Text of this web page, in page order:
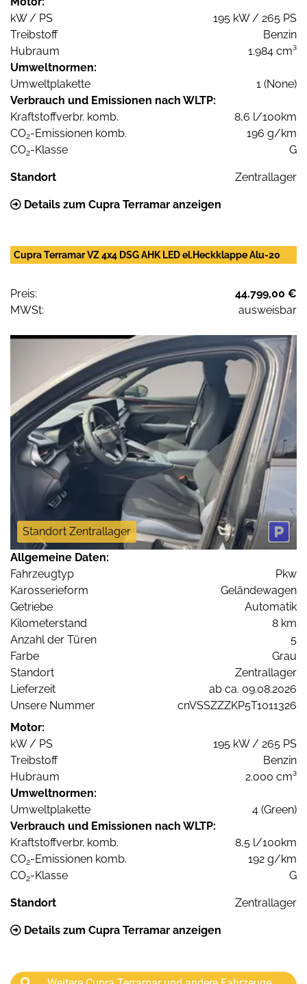
kW / PS
195 kW / 265 PS
Treibstoff
Benzin
Hubraum
1.984 cm³
Umweltnormen:
Umweltplakette
1 (None)
Verbrauch und Emissionen nach WLTP:
Kraftstoffverbr. komb.
8,6 l/100km
CO2-Emissionen komb.
196 g/km
CO2-Klasse G
Standort Zentrallager
Details zum Cupra Terramar anzeigen
Cupra Terramar VZ 4x4 DSG AHK LED el.Heckklappe Alu-20
Preis:
44.799,00 €
MWSt:
ausweisbar
Standort Zentrallager
Allgemeine Daten:
Fahrzeugtyp
Pkw
Karosserieform
Geländewagen
Getriebe
Automatik
Kilometerstand
8 km
Anzahl der Türen
5
Farbe
Grau
Standort
Zentrallager
Lieferzeit
ab ca. 09.08.2026
Unsere Nummer
cnVSSZZZKP5T1011326
Motor:
kW / PS
195 kW / 265 PS
Treibstoff
Benzin
Hubraum
2.000 cm³
Umweltnormen:
Umweltplakette
4 (Green)
Verbrauch und Emissionen nach WLTP:
Kraftstoffverbr. komb.
8,5 l/100km
CO2-Emissionen komb.
192 g/km
CO2-Klasse G
Standort Zentrallager
Details zum Cupra Terramar anzeigen